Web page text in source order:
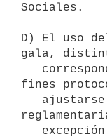
Sociales.
D) El uso
gala,
fines